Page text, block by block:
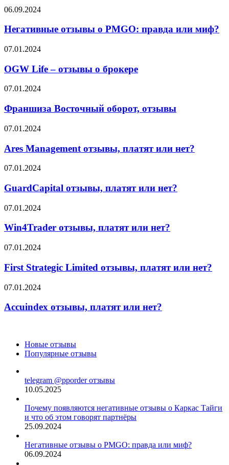
Тайги
что
этом
партнёры
Негативные
о
правда
миф?
06.09.2024
Негативные отзывы о PMGO: правда или миф?
OGW
–
отзывы
о
07.01.2024
OGW Life – отзывы о брокере
Франшиза
оборот,
отзывы
07.01.2024
Франшиза Восточный оборот, отзывы
Ares
отзывы,
платят
или
07.01.2024
Ares Management отзывы, платят или нет?
GuardCapital
платят
или
нет?
07.01.2024
GuardCapital отзывы, платят или нет?
Win4Trader
платят
нет?
07.01.2024
Win4Trader отзывы, платят или нет?
First
Limited
отзывы,
платят
или
нет?
07.01.2024
First Strategic Limited отзывы, платят или нет?
Accuindex
платят
07.01.2024
Accuindex отзывы, платят или нет?
Новые отзывы
Популярные отзывы
telegram @pporder отзывы
10.05.2025
Почему появляются негативные отзывы о Каркас Тайги
и что об этом говорят партнёры
25.09.2024
Негативные отзывы о PMGO: правда или миф?
06.09.2024